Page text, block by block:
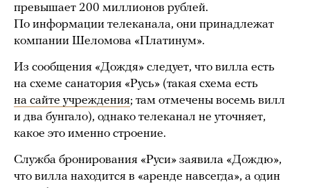
превышает 200 миллионов рублей.
По информации телеканала, они принадлежат
компании Шеломова «Платинум».
Из сообщения «Дождя» следует, что вилла есть
на схеме санатория «Русь» (такая схема есть
на сайте учреждения; там отмечены восемь вилл
и два бунгало), однако телеканал не уточняет,
какое это именно строение.
Служба бронирования «Руси» заявила «Дождю»,
что вилла находится в «аренде навсегда», а один